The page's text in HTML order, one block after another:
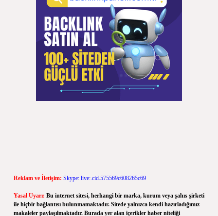
Reklam ve İletişim: Skype: live:.cid.575569c608265c69
Yasal Uyarı: Bu internet sitesi, herhangi bir marka, kurum veya şahıs şirketi
ile hiçbir bağlantısı bulunmamaktadır. Sitede yalnızca kendi hazırladığımız
makaleler paylaşılmaktadır. Burada yer alan içerikler haber niteliği